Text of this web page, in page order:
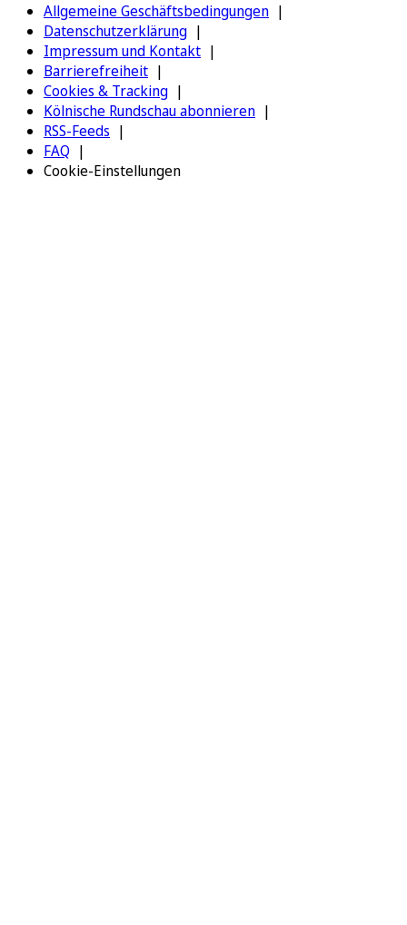
Allgemeine Geschäftsbedingungen
Datenschutzerklärung
Impressum und Kontakt
Barrierefreiheit
Cookies & Tracking
Kölnische Rundschau abonnieren
RSS-Feeds
FAQ
Cookie-Einstellungen